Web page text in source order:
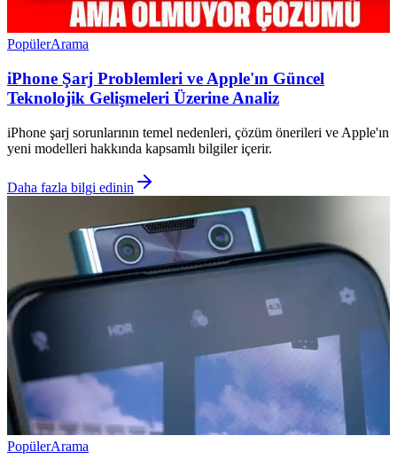
PopülerArama
iPhone Şarj Problemleri ve Apple'ın Güncel
Teknolojik Gelişmeleri Üzerine Analiz
iPhone şarj sorunlarının temel nedenleri, çözüm önerileri ve Apple'ın
yeni modelleri hakkında kapsamlı bilgiler içerir.
Daha fazla bilgi edinin
PopülerArama